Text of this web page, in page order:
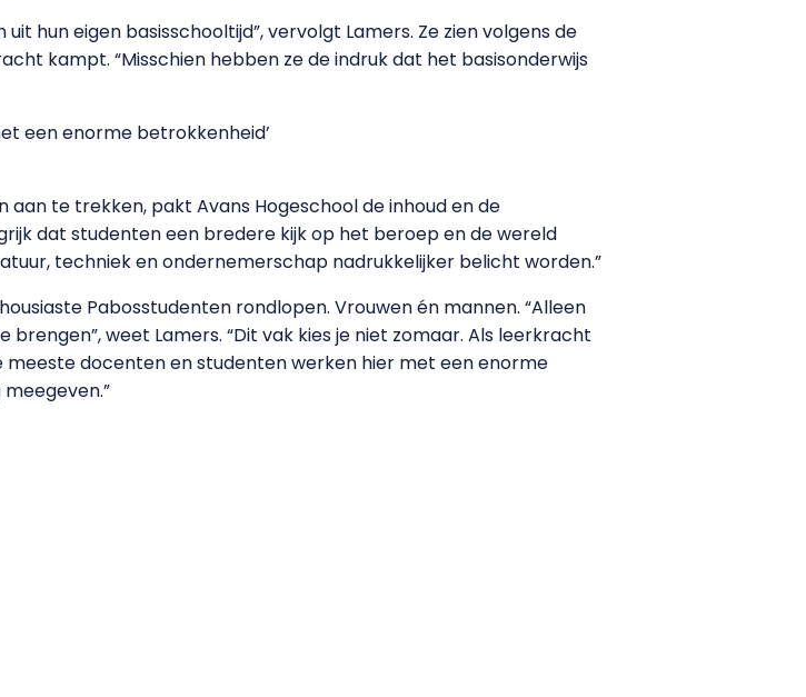
hun eigen basisschooltijd”, vervolgt Lamers. Ze zien volgens de
kampt. “Misschien hebben ze de indruk dat het basisonderwijs
een enorme betrokkenheid’
te trekken, pakt Avans Hogeschool de inhoud en de
dat studenten een bredere kijk op het beroep en de wereld
techniek en ondernemerschap nadrukkelijker belicht worden.”
Pabosstudenten rondlopen. Vrouwen én mannen. “Alleen
weet Lamers. “Dit vak kies je niet zomaar. Als leerkracht
docenten en studenten werken hier met een enorme